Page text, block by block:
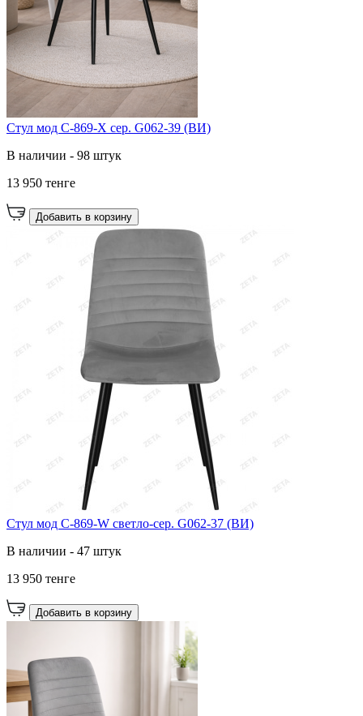
Cтул мод C-869-X сер. G062-39 (ВИ)
В наличии - 98 штук
13 950 тенге
Добавить в корзину
Cтул мод C-869-W светло-сер. G062-37 (ВИ)
В наличии - 47 штук
13 950 тенге
Добавить в корзину